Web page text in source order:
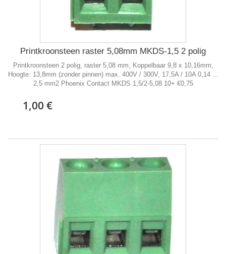
Printkroonsteen raster 5,08mm MKDS-1,5 2 polig
Printkroonsteen 2 polig, raster 5,08 mm, Koppelbaar 9,8 x 10,16mm,
Hoogte: 13,8mm (zonder pinnen) max. 400V / 300V, 17,5A / 10A 0,14 ...
2,5 mm2 Phoenix Contact MKDS 1,5/2-5,08 10+ €0,75
1,00 €